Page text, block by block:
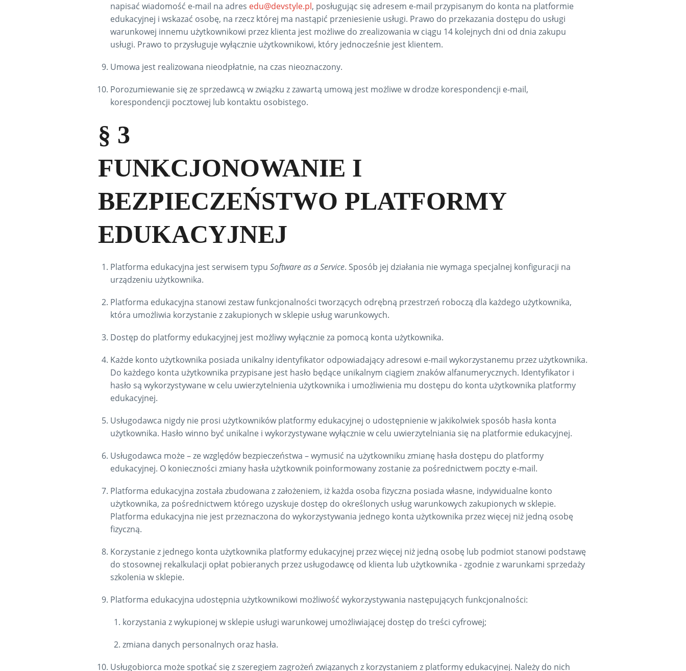
napisać wiadomość e-mail na adres edu@devstyle.pl, posługując się adresem e-mail przypisanym do konta na platformie
edukacyjnej i wskazać osobę, na rzecz której ma nastąpić przeniesienie usługi. Prawo do przekazania dostępu do usługi
warunkowej innemu użytkownikowi przez klienta jest możliwe do zrealizowania w ciągu 14 kolejnych dni od dnia zakupu
usługi. Prawo to przysługuje wyłącznie użytkownikowi, który jednocześnie jest klientem.
Umowa jest realizowana nieodpłatnie, na czas nieoznaczony.
Porozumiewanie się ze sprzedawcą w związku z zawartą umową jest możliwe w drodze korespondencji e-mail,
korespondencji pocztowej lub kontaktu osobistego.
§ 3
FUNKCJONOWANIE I
BEZPIECZEŃSTWO PLATFORMY
EDUKACYJNEJ
Platforma edukacyjna jest serwisem typu Software as a Service. Sposób jej działania nie wymaga specjalnej konfiguracji na
urządzeniu użytkownika.
Platforma edukacyjna stanowi zestaw funkcjonalności tworzących odrębną przestrzeń roboczą dla każdego użytkownika,
która umożliwia korzystanie z zakupionych w sklepie usług warunkowych.
Dostęp do platformy edukacyjnej jest możliwy wyłącznie za pomocą konta użytkownika.
Każde konto użytkownika posiada unikalny identyfikator odpowiadający adresowi e-mail wykorzystanemu przez użytkownika.
Do każdego konta użytkownika przypisane jest hasło będące unikalnym ciągiem znaków alfanumerycznych. Identyfikator i
hasło są wykorzystywane w celu uwierzytelnienia użytkownika i umożliwienia mu dostępu do konta użytkownika platformy
edukacyjnej.
Usługodawca nigdy nie prosi użytkowników platformy edukacyjnej o udostępnienie w jakikolwiek sposób hasła konta
użytkownika. Hasło winno być unikalne i wykorzystywane wyłącznie w celu uwierzytelniania się na platformie edukacyjnej.
Usługodawca może – ze względów bezpieczeństwa – wymusić na użytkowniku zmianę hasła dostępu do platformy
edukacyjnej. O konieczności zmiany hasła użytkownik poinformowany zostanie za pośrednictwem poczty e-mail.
Platforma edukacyjna została zbudowana z założeniem, iż każda osoba fizyczna posiada własne, indywidualne konto
użytkownika, za pośrednictwem którego uzyskuje dostęp do określonych usług warunkowych zakupionych w sklepie.
Platforma edukacyjna nie jest przeznaczona do wykorzystywania jednego konta użytkownika przez więcej niż jedną osobę
fizyczną.
Korzystanie z jednego konta użytkownika platformy edukacyjnej przez więcej niż jedną osobę lub podmiot stanowi podstawę
do stosownej rekalkulacji opłat pobieranych przez usługodawcę od klienta lub użytkownika - zgodnie z warunkami sprzedaży
szkolenia w sklepie.
Platforma edukacyjna udostępnia użytkownikowi możliwość wykorzystywania następujących funkcjonalności:
korzystania z wykupionej w sklepie usługi warunkowej umożliwiającej dostęp do treści cyfrowej;
zmiana danych personalnych oraz hasła.
Usługobiorca może spotkać się z szeregiem zagrożeń związanych z korzystaniem z platformy edukacyjnej. Należy do nich